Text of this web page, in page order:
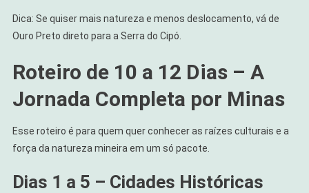
Dica: Se quiser mais natureza e menos deslocamento, vá de
Ouro Preto direto para a Serra do Cipó.
Roteiro de 10 a 12 Dias – A
Jornada Completa por Minas
Esse roteiro é para quem quer conhecer as raízes culturais e a
força da natureza mineira em um só pacote.
Dias 1 a 5 – Cidades Históricas